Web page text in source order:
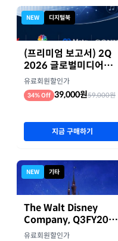
NEW 디지털북
(프리미엄 보고서) 2Q
2026 글로벌미디어기
업 실적 종합 보고서
유료회원할인가
34% Off 39,000원59,000원
지금 구매하기
NEW 기타
The Walt Disney
Company, Q3FY2026
실적자료
유료회원할인가